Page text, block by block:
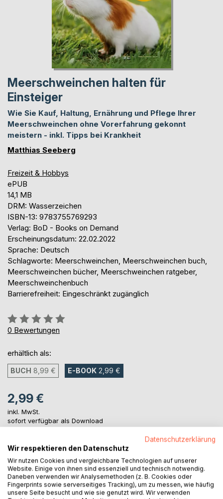
Meerschweinchen halten für
Einsteiger
Wie Sie Kauf, Haltung, Ernährung und Pflege Ihrer
Meerschweinchen ohne Vorerfahrung gekonnt
meistern - inkl. Tipps bei Krankheit
Matthias Seeberg
Freizeit & Hobbys
ePUB
14,1 MB
DRM: Wasserzeichen
ISBN-13: 9783755769293
Verlag: BoD - Books on Demand
Erscheinungsdatum: 22.02.2022
Sprache: Deutsch
Schlagworte: Meerschweinchen, Meerschweinchen buch,
Meerschweinchen bücher, Meerschweinchen ratgeber,
Meerschweinchenbuch
Barrierefreiheit: Eingeschränkt zugänglich
Bewertung::
0%
0 Bewertungen
erhältlich als:
BUCH 8,99 € E-BOOK 2,99 €
2,99 €
inkl. MwSt.
sofort verfügbar als Download
Auf die Merkliste
Titel bewerten
Datenschutzerklärung
Wir respektieren den Datenschutz
Wir nutzen Cookies und vergleichbare Technologien auf unserer
Website. Einige von ihnen sind essenziell und technisch notwendig.
Daneben verwenden wir Analysemethoden (z. B. Cookies oder
Fingerprints sowie serverseitiges Tracking), um zu messen, wie häufig
unsere Seite besucht und wie sie genutzt wird. Wir verwenden